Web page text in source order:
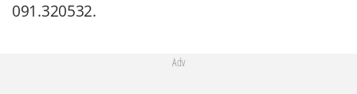
091.320532.
Adv